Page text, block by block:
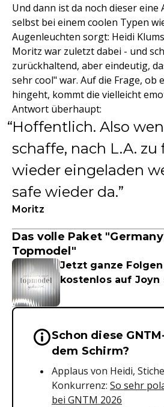
Und dann ist da noch dieser eine
selbst bei einem coolen Typen
Augenleuchten sorgt: Heidi
Moritz war zuletzt dabei - und
zurückhaltend, aber eindeutig,
sehr cool" war. Auf die Frage, ob
hingeht, kommt die vielleicht
Antwort überhaupt:
Hoffentlich. Also
schaffe, nach L.A.
wieder eingeladen
safe wieder da.
Moritz
Das volle Paket
Topmodel"
Jetzt ganze
kostenlos auf Joyn
Wichtige Hinweise
Schon diese
dem Schirm?
Applaus von Heidi,
Konkurrenz: So sehr
bei GNTM 2026